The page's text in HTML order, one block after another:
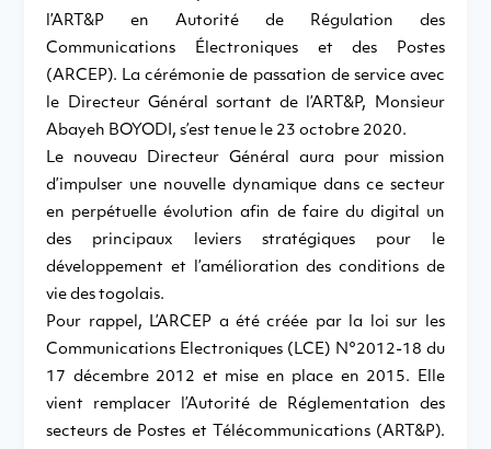
l’ART&P en Autorité de Régulation des
Communications Électroniques et des Postes
(ARCEP). La cérémonie de passation de service avec
le Directeur Général sortant de l’ART&P, Monsieur
Abayeh BOYODI, s’est tenue le 23 octobre 2020.
Le nouveau Directeur Général aura pour mission
d’impulser une nouvelle dynamique dans ce secteur
en perpétuelle évolution afin de faire du digital un
des principaux leviers stratégiques pour le
développement et l’amélioration des conditions de
vie des togolais.
Pour rappel, L’ARCEP a été créée par la loi sur les
Communications Electroniques (LCE) N°2012-18 du
17 décembre 2012 et mise en place en 2015. Elle
vient remplacer l’Autorité de Réglementation des
secteurs de Postes et Télécommunications (ART&P).